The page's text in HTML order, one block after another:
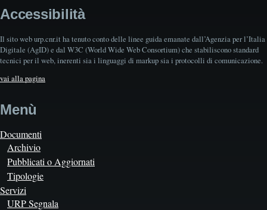
Accessibilità
Il sito web urp.cnr.it ha tenuto conto delle linee guida emanate dall’Agenzia per l’Italia
Digitale (AgID) e dal W3C (World Wide Web Consortium) che stabiliscono standard
tecnici per il web, inerenti sia i linguaggi di markup sia i protocolli di comunicazione.
vai alla pagina
Menù
Documenti
Archivio
Pubblicati o Aggiornati
Tipologie
Servizi
URP Segnala